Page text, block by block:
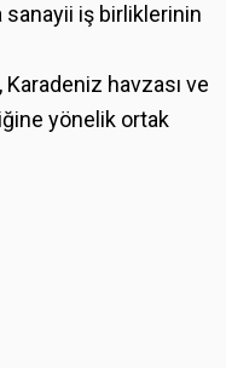
iş birliklerinin
Karadeniz havzası ve
yönelik ortak